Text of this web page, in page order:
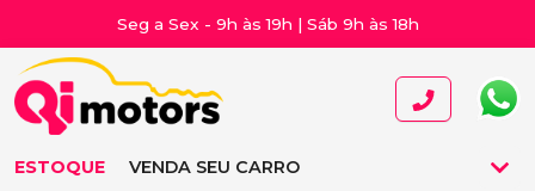
Seg a Sex - 9h às 19h | Sáb 9h às 18h
ESTOQUE VENDA SEU CARRO